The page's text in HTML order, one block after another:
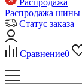
Распродажа
Распродажа шины
Статус заказа
Сравнение0